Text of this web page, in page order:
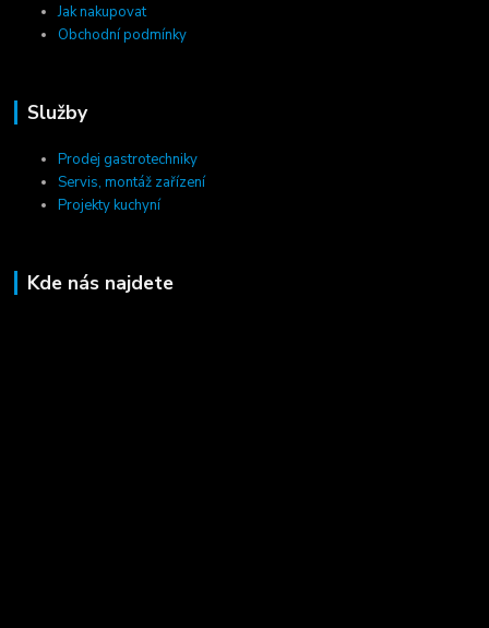
Jak nakupovat
Obchodní podmínky
Služby
Prodej gastrotechniky
Servis, montáž zařízení
Projekty kuchyní
Kde nás najdete